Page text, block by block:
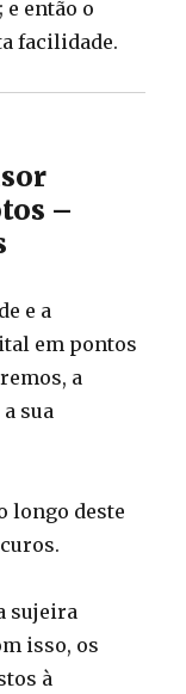
então o
facilidade.
–
e a
em pontos
a
sua
longo deste
sujeira
isso, os
à